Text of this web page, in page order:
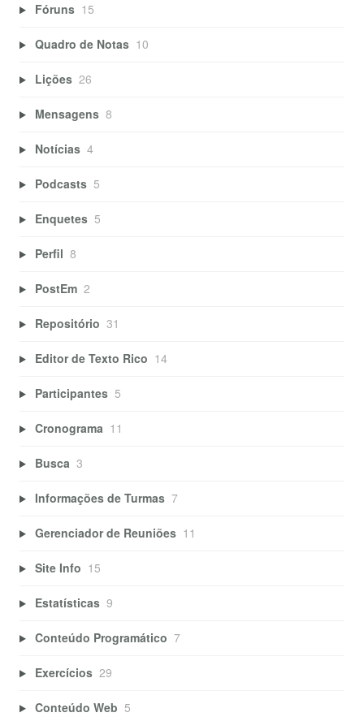
Fóruns 15
Quadro de Notas 10
Lições 26
Mensagens 8
Notícias 4
Podcasts 5
Enquetes 5
Perfil 8
PostEm 2
Repositório 31
Editor de Texto Rico 14
Participantes 5
Cronograma 11
Busca 3
Informações de Turmas 7
Gerenciador de Reuniões 11
Site Info 15
Estatísticas 9
Conteúdo Programático 7
Exercícios 29
Conteúdo Web 5